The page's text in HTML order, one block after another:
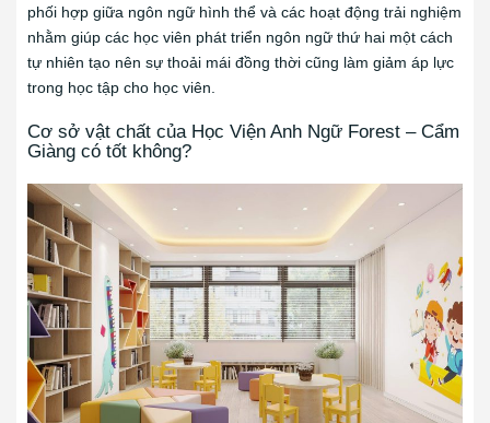
phối hợp giữa ngôn ngữ hình thể và các hoạt động trải nghiệm
nhằm giúp các học viên phát triển ngôn ngữ thứ hai một cách
tự nhiên tạo nên sự thoải mái đồng thời cũng làm giảm áp lực
trong học tập cho học viên.
Cơ sở vật chất của Học Viện Anh Ngữ Forest – Cẩm
Giàng có tốt không?